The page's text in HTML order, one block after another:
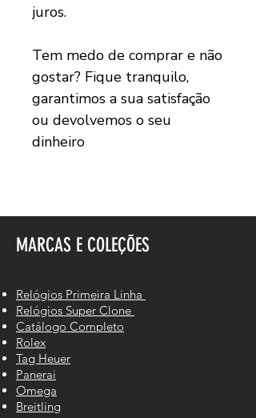
juros.
Tem medo de comprar e não
gostar? Fique tranquilo,
garantimos a sua satisfação
ou devolvemos o seu
dinheiro
MARCAS E COLEÇÕES
Relógios Primeira Linha
Relógios Super Clone
Catálogo Completo
Rolex
Tag Heuer
Panerai
Omega
Breitling